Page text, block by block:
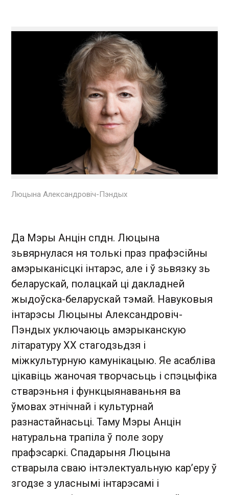
Люцына Александровіч-Пэндых
Да Мэры Анцін спдн. Люцына
зьвярнулася ня толькі праз прафэсійны
амэрыканісцкі інтарэс, але і ў зьвязку зь
беларускай, полацкай ці дакладней
жыдоўска-беларускай тэмай. Навуковыя
інтарэсы Люцыны Александровіч-
Пэндых уключаюць амэрыканскую
літаратуру ХХ стагодзьдзя і
міжкультурную камунікацыю. Яе асабліва
цікавіць жаночая творчасьць і спэцыфіка
стварэньня і функцыянаваньня ва
ўмовах этнічнай і культурнай
разнастайнасьці. Таму Мэры Анцін
натуральна трапіла ў поле зору
прафэсаркі. Спадарыня Люцына
стварыла сваю інтэлектуальную кар’еру ў
згодзе з уласнымі інтарэсамі і